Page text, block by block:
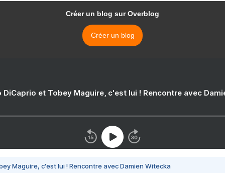
Créer un blog sur Overblog
Créer un blog
DiCaprio et Tobey Maguire, c'est lui ! Rencontre avec
Maguire, c'est lui ! Rencontre avec Damien Witecka